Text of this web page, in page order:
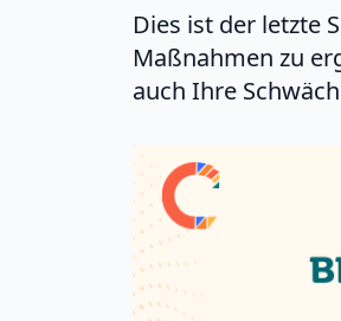
Dies ist der letzte
Maßnahmen zu
auch Ihre